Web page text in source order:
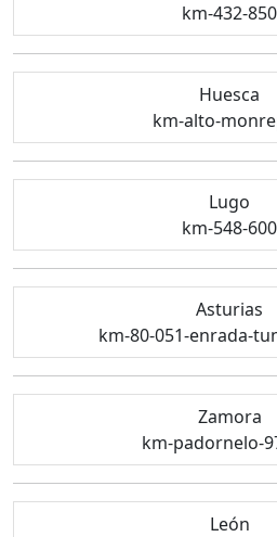
km-432-850
Huesca
km-alto-
Lugo
km-548-600
Asturias
km-80-051-enrada-
Zamora
km-padornelo-
León